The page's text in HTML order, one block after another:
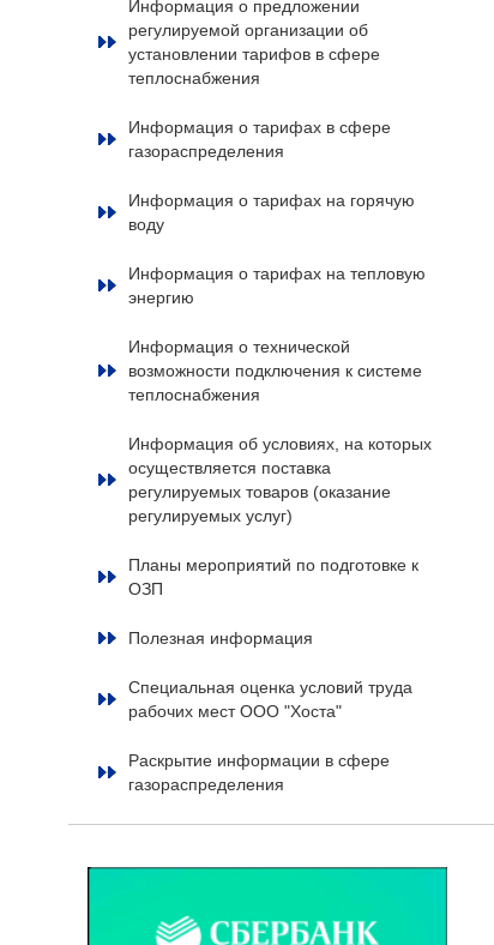
Информация о предложении
регулируемой организации об
установлении тарифов в сфере
теплоснабжения
Информация о тарифах в сфере
газораспределения
Информация о тарифах на горячую
воду
Информация о тарифах на тепловую
энергию
Информация о технической
возможности подключения к системе
теплоснабжения
Информация об условиях, на которых
осуществляется поставка
регулируемых товаров (оказание
регулируемых услуг)
Планы мероприятий по подготовке к
ОЗП
Полезная информация
Специальная оценка условий труда
рабочих мест ООО "Хоста"
Раскрытие информации в сфере
газораспределения